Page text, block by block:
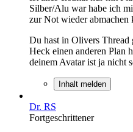
Silber/Alu war habe ich
zur Not wieder abmachen
Du hast in Olivers Thread
Heck einen anderen Plan
deinem Avatar ist ja nicht
Inhalt melden
Dr. RS
Fortgeschrittener